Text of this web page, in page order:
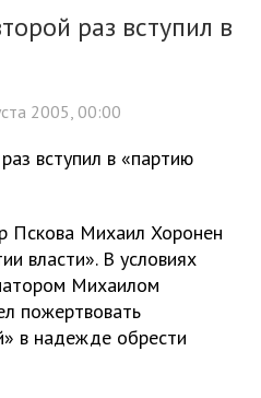
раз вступил в
2005, 00:00
вступил в «партию
Пскова Михаил Хоронен
власти». В условиях
Михаилом
пожертвовать
в надежде обрести